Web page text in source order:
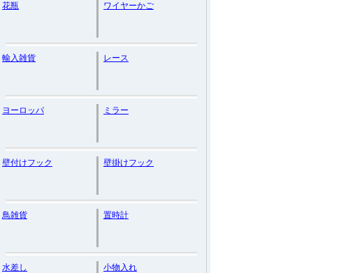
花瓶 ワイヤーかご
輸入雑貨 レース
ヨーロッパ ミラー
壁付けフック 壁掛けフック
鳥雑貨 置時計
水差し 小物入れ